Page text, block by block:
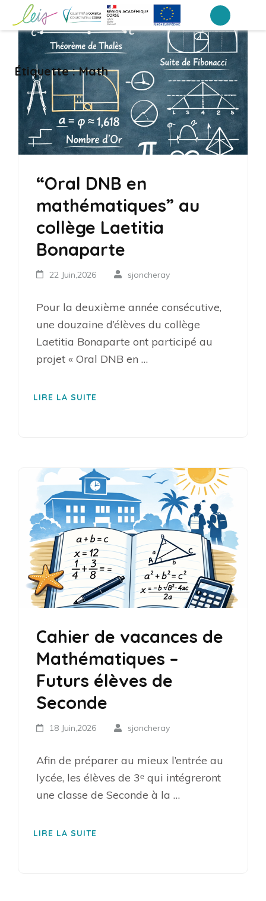
Entrée)
Collège Laetitia Bonaparte – Ajaccio
Étiquette :Math
“Oral DNB en
mathématiques” au
collège Laetitia
Bonaparte
22 Juin,2026 sjoncheray
Pour la deuxième année consécutive,
une douzaine d’élèves du collège
Laetitia Bonaparte ont participé au
projet « Oral DNB en …
LIRE LA SUITE
Cahier de vacances de
Mathématiques –
Futurs élèves de
Seconde
18 Juin,2026 sjoncheray
Afin de préparer au mieux l’entrée au
lycée, les élèves de 3ᵉ qui intégreront
une classe de Seconde à la …
LIRE LA SUITE